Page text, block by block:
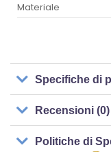
Materiale
Specifiche di
Recensioni (0)
Politiche di